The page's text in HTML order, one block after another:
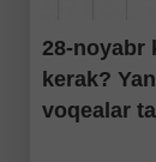
28-noyabr
kerak?
voqealar